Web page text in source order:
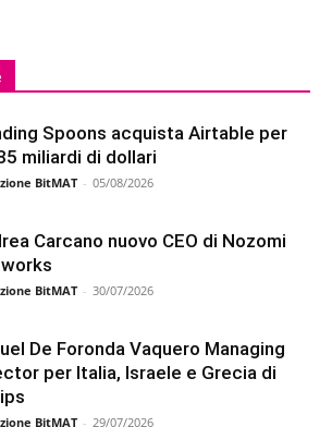
Spoons acquista Airtable per
miliardi di dollari
BitMAT - 05/08/2026
Carcano nuovo CEO di Nozomi
BitMAT - 30/07/2026
De Foronda Vaquero Managing
per Italia, Israele e Grecia di
BitMAT - 29/07/2026